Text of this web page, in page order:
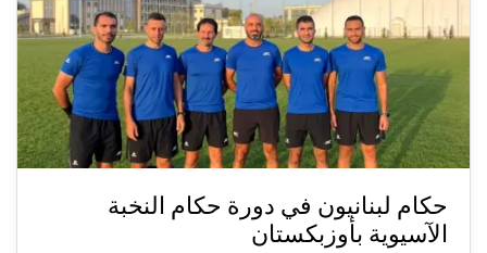
حكام لبنانيون في دورة حكام النخبة
الآسيوية بأوزبكستان